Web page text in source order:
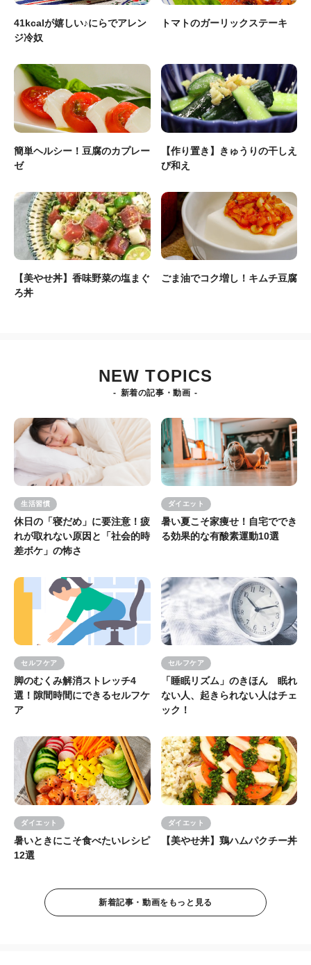
41kcalが嬉しい♪にらでアレン
ジ冷奴
トマトのガーリックステーキ
簡単ヘルシー！豆腐のカプレー
ゼ
【作り置き】きゅうりの干しえ
び和え
【美やせ丼】香味野菜の塩まぐ
ろ丼
ごま油でコク増し！キムチ豆腐
NEW TOPICS
新着の記事・動画
生活習慣
休日の「寝だめ」に要注意！疲
れが取れない原因と「社会的時
差ボケ」の怖さ
ダイエット
暑い夏こそ家痩せ！自宅ででき
る効果的な有酸素運動10選
セルフケア
脚のむくみ解消ストレッチ4
選！隙間時間にできるセルフケ
ア
セルフケア
「睡眠リズム」のきほん 眠れ
ない人、起きられない人はチェ
ック！
ダイエット
暑いときにこそ食べたいレシピ
12選
ダイエット
【美やせ丼】鶏ハムパクチー丼
新着記事・動画をもっと見る